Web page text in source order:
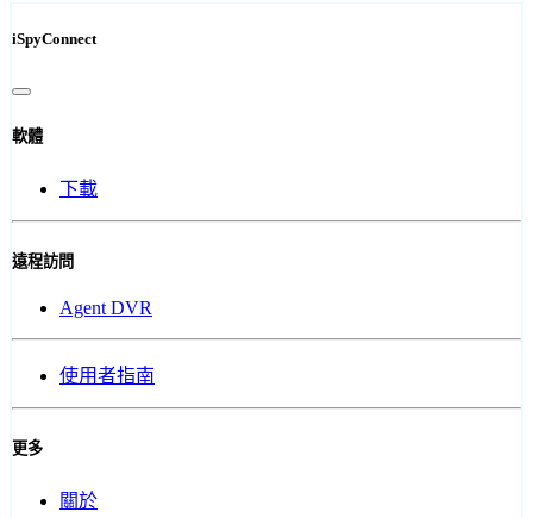
iSpyConnect
軟體
下載
遠程訪問
Agent DVR
使用者指南
更多
關於